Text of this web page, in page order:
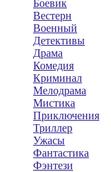
Боевик
Вестерн
Военный
Детективы
Драма
Комедия
Криминал
Мелодрама
Мистика
Приключения
Триллер
Ужасы
Фантастика
Фэнтези